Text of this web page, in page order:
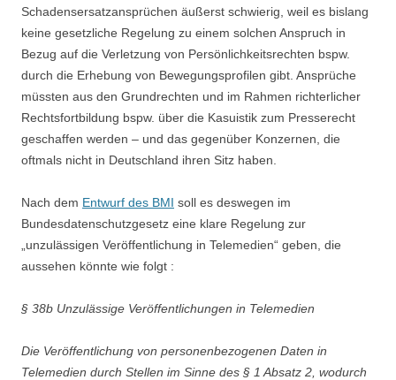
Schadensersatzansprüchen äußerst schwierig, weil es bislang
keine gesetzliche Regelung zu einem solchen Anspruch in
Bezug auf die Verletzung von Persönlichkeitsrechten bspw.
durch die Erhebung von Bewegungsprofilen gibt. Ansprüche
müssten aus den Grundrechten und im Rahmen richterlicher
Rechtsfortbildung bspw. über die Kasuistik zum Presserecht
geschaffen werden – und das gegenüber Konzernen, die
oftmals nicht in Deutschland ihren Sitz haben.
Nach dem Entwurf des BMI soll es deswegen im
Bundesdatenschutzgesetz eine klare Regelung zur
„unzulässigen Veröffentlichung in Telemedien“ geben, die
aussehen könnte wie folgt :
§ 38b Unzulässige Veröffentlichungen in Telemedien
Die Veröffentlichung von personenbezogenen Daten in
Telemedien durch Stellen im Sinne des § 1 Absatz 2, wodurch